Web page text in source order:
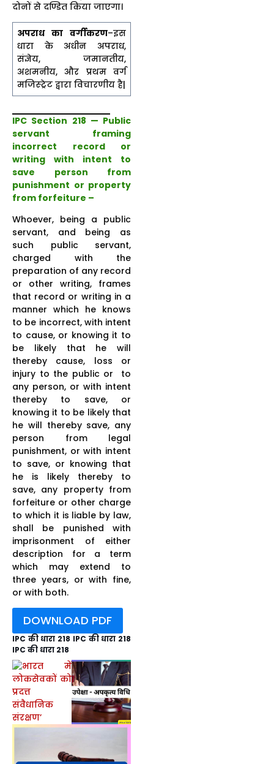
दोनों से दण्डित किया जाएगा।
अपराध का वर्गीकरण–इस
धारा के अधीन अपराध,
संज्ञेय, जमानतीय,
अशमनीय, और प्रथम वर्ग
मजिस्ट्रेट द्वारा विचारणीय है|
IPC Section 218 — Public
servant framing
incorrect record or
writing with intent to
save person from
punishment or property
from forfeiture –
Whoever, being a public
servant, and being as
such public servant,
charged with the
preparation of any record
or other writing, frames
that record or writing in a
manner which he knows
to be incorrect, with intent
to cause, or knowing it to
be likely that he will
thereby cause, loss or
injury to the public or to
any person, or with intent
thereby to save, or
knowing it to be likely that
he will thereby save, any
person from legal
punishment, or with intent
to save, or knowing that
he is likely thereby to
save, any property from
forfeiture or other charge
to which it is liable by law,
shall be punished with
imprisonment of either
description for a term
which may extend to
three years, or with fine,
or with both.
DOWNLOAD PDF
IPC की धारा 218 IPC की धारा 218
IPC की धारा 218